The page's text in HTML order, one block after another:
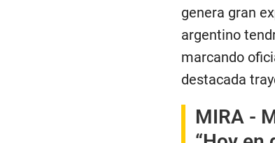
genera gran
argentino
marcando
destacada
MIRA -